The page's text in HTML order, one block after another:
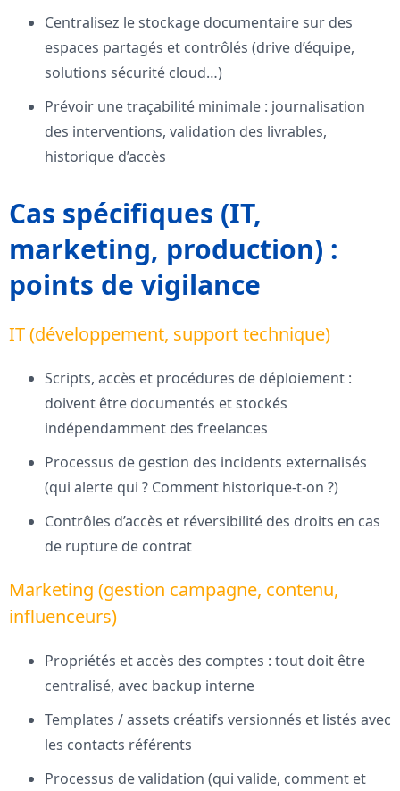
Centralisez le stockage documentaire sur des
espaces partagés et contrôlés (drive d’équipe,
solutions sécurité cloud…)
Prévoir une traçabilité minimale : journalisation
des interventions, validation des livrables,
historique d’accès
Cas spécifiques (IT,
marketing, production) :
points de vigilance
IT (développement, support technique)
Scripts, accès et procédures de déploiement :
doivent être documentés et stockés
indépendamment des freelances
Processus de gestion des incidents externalisés
(qui alerte qui ? Comment historique-t-on ?)
Contrôles d’accès et réversibilité des droits en cas
de rupture de contrat
Marketing (gestion campagne, contenu,
influenceurs)
Propriétés et accès des comptes : tout doit être
centralisé, avec backup interne
Templates / assets créatifs versionnés et listés avec
les contacts référents
Processus de validation (qui valide, comment et